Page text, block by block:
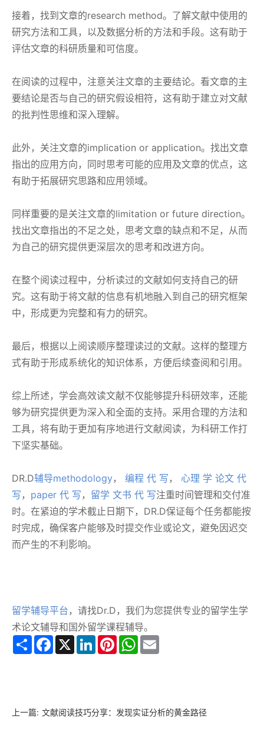
接着，找到文章的research method。了解文献中使用的
研究方法和工具，以及数据分析的方法和手段。这有助于
评估文章的科研质量和可信度。
在阅读的过程中，注意关注文章的主要结论。看文章的主
要结论是否与自己的研究假设相符，这有助于建立对文献
的批判性思维和深入理解。
此外，关注文章的implication or application。找出文章
指出的应用方向，同时思考可能的应用及文章的优点，这
有助于拓展研究思路和应用领域。
同样重要的是关注文章的limitation or future direction。
找出文章指出的不足之处，思考文章的缺点和不足，从而
为自己的研究提供更深层次的思考和改进方向。
在整个阅读过程中，分析读过的文献如何支持自己的研
究。这有助于将文献的信息有机地融入到自己的研究框架
中，形成更为完整和有力的研究。
最后，根据以上阅读顺序整理读过的文献。这样的整理方
式有助于形成系统化的知识体系，方便后续查阅和引用。
综上所述，学会高效读文献不仅能够提升科研效率，还能
够为研究提供更为深入和全面的支持。采用合理的方法和
工具，将有助于更加有序地进行文献阅读，为科研工作打
下坚实基础。
DR.D辅导methodology， 编程 代 写 ， 心理 学 论文 代
写 ， paper 代 写 ， 留学 文书 代 写注重时间管理和交付准
时。在紧迫的学术截止日期下，DR.D保证每个任务都能按
时完成，确保客户能够及时提交作业或论文，避免因迟交
而产生的不利影响。
留学辅导平台 ，请找Dr.D，我们为您提供专业的留学生学
术论文辅导和国外留学课程辅导。
Share Facebook
X LinkedInPinterestWhatsApp
上一篇: 文献阅读技巧分享：发现实证分析的黄金路径